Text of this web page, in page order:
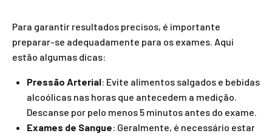
Para garantir resultados precisos, é importante
preparar-se adequadamente para os exames. Aqui
estão algumas dicas:
Pressão Arterial: Evite alimentos salgados e bebidas
alcoólicas nas horas que antecedem a medição.
Descanse por pelo menos 5 minutos antes do exame.
Exames de Sangue: Geralmente, é necessário estar